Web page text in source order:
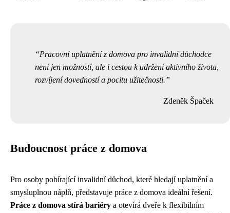
Pracovní uplatnění z domova pro invalidní důchodce
není jen možností, ale i cestou k udržení aktivního života,
rozvíjení dovedností a pocitu užitečnosti.
Zdeněk Špaček
Budoucnost práce z domova
Pro osoby pobírající invalidní důchod, které hledají uplatnění a
smysluplnou náplň, představuje práce z domova ideální řešení.
Práce z domova stírá bariéry a otevírá dveře k flexibilním